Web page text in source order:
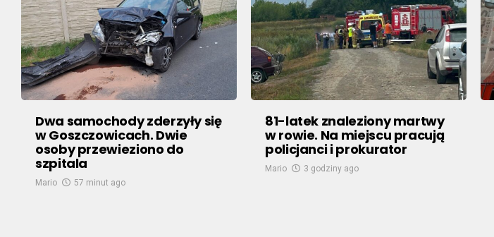
Dwa samochody zderzyły się
w Goszczowicach. Dwie
osoby przewieziono do
szpitala
Mario 57 minut ago
81-latek znaleziony martwy
w rowie. Na miejscu pracują
policjanci i prokurator
Mario 3 godziny ago